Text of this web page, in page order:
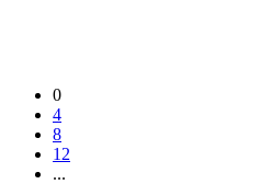
0
4
8
12
...